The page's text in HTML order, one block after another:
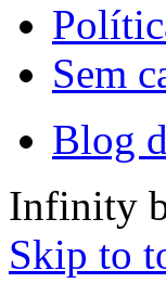
Sem
Blog
Infinity
Skip to